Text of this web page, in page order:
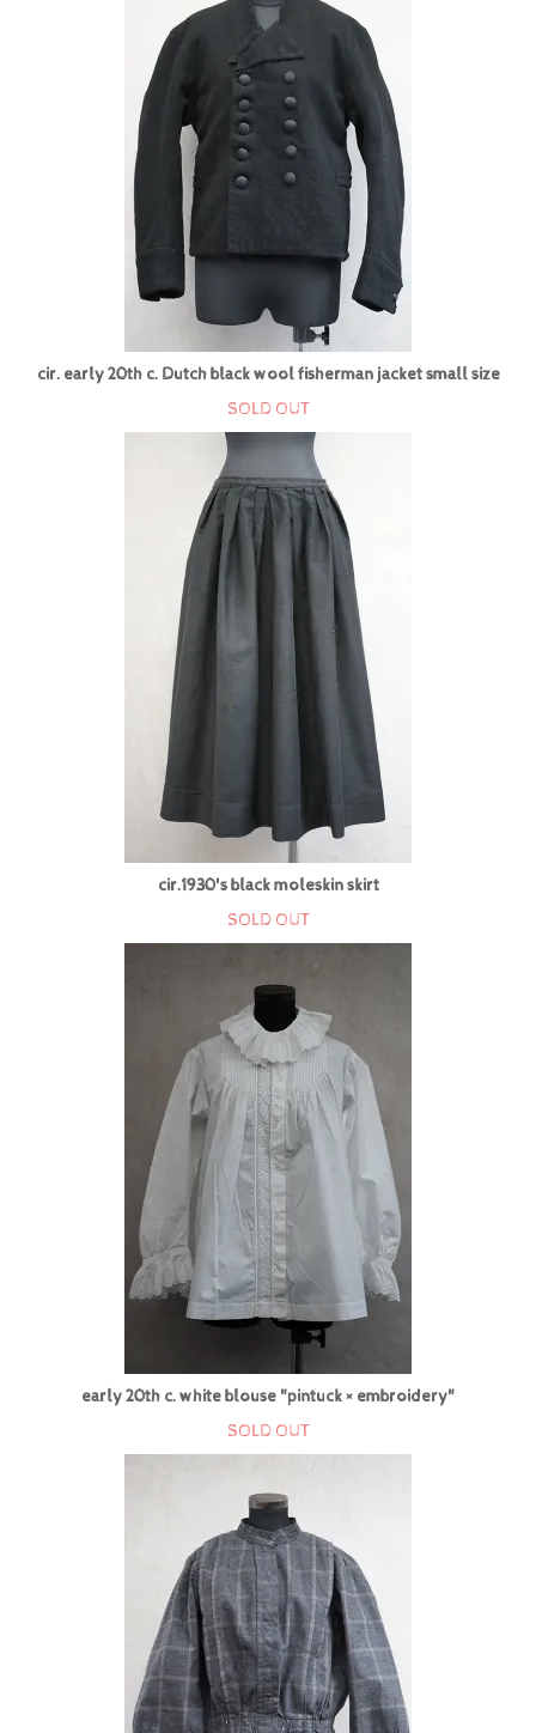
cir. early 20th c. Dutch black wool fisherman jacket small size
SOLD OUT
cir.1930's black moleskin skirt
SOLD OUT
early 20th c. white blouse "pintuck × embroidery"
SOLD OUT